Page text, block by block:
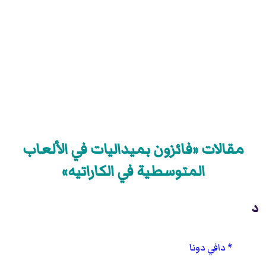
مقالات «فائزون بميداليات في الألعاب
المتوسطية في الكاراتيه»
د
دافي دونا